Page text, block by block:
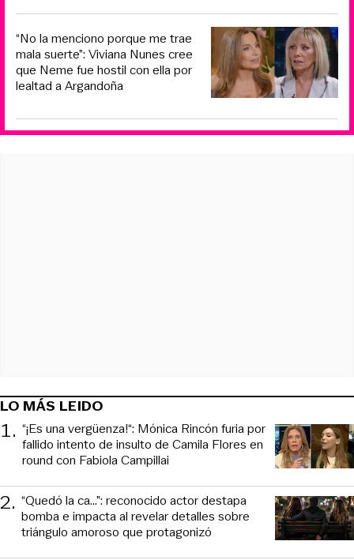
“No la menciono porque me trae
mala suerte”: Viviana Nunes cree
que Neme fue hostil con ella por
lealtad a Argandoña
LO MÁS LEIDO
1. “¡Es una vergüenza!“: Mónica Rincón furia por
fallido intento de insulto de Camila Flores en
round con Fabiola Campillai
2. “Quedó la ca...”: reconocido actor destapa
bomba e impacta al revelar detalles sobre
triángulo amoroso que protagonizó